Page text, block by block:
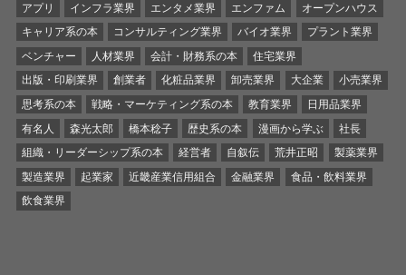
アプリ
インフラ業界 エンタメ業界 エンファム
オープンハウス
キャリア系の本
コンサルティング業界 バイオ業界
プラント業界
ベンチャー
人材業界 会計・財務系の本
住宅業界
出版・印刷業界
創業者 化粧品業界 卸売業界 大企業
小売業界
思考系の本
戦略・マーケティング系の本 教育業界
日用品業界
有名人
森光太郎 橋本稔子 歴史系の本 漫画から学ぶ
社長
組織・リーダーシップ系の本
経営者 自叙伝 荒井正昭
製薬業界
製造業界
起業家 近畿産業信用組合 金融業界
食品・飲料業界
飲食業界